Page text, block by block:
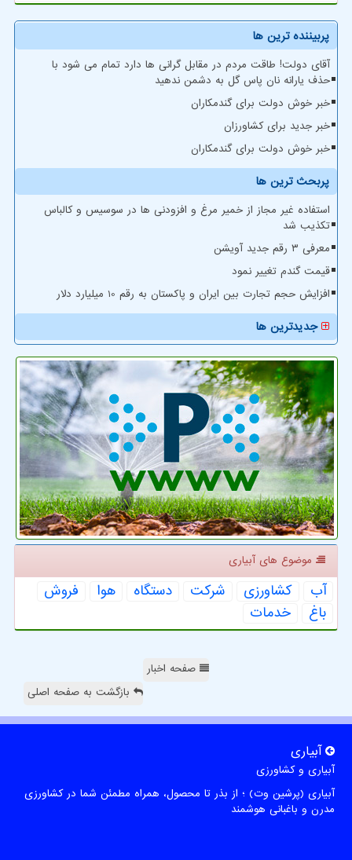
پربیننده ترین ها
آقای دولت! طاقت مردم در مقابل گرانی ها دارد تمام می شود با
حذف یارانه نان پاس گل به دشمن ندهید
خبر خوش دولت برای گندمکاران
خبر جدید برای کشاورزان
خبر خوش دولت برای گندمکاران
پربحث ترین ها
استفاده غیر مجاز از خمیر مرغ و افزودنی ها در سوسیس و کالباس
تکذیب شد
معرفی ۳ رقم جدید آویشن
قیمت گندم تغییر نمود
افزایش حجم تجارت بین ایران و پاکستان به رقم 10 میلیارد دلار
جدیدترین ها
موضوع های آبیاری
آب كشاورزی شركت دستگاه هوا
فروش
باغ
خدمات
صفحه اخبار
بازگشت به صفحه اصلی
آبیاری
آبیاری و کشاورزی
آبیاری (پرشین وت) ؛ از بذر تا محصول، همراه مطمئن شما در کشاورزی
مدرن و باغبانی هوشمند